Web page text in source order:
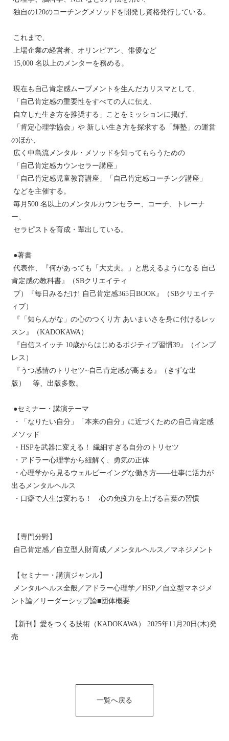
独自の120のコーチングメソッドを開発し資格発行している。
これまで、
上場企業の経営者、オリンピアン、俳優など
15,000 名以上のメンターを務める。
現在も自己肯定感ムーブメントを生んだカリスマとして、
「自己肯定感の重要性をすべての人に伝え、
自立した生き方を推奨する」ことをミッションに掲げ、
「肯定心理学協会」や 新しい生き方を探求する「輝塾」の運営
のほか、
広く中島流メンタル・メソッドを知ってもらうための
「自己肯定感カウンセラー講座」
「自己肯定感児童教育講座」「自己肯定感コーチング講座」
などを主催する。
毎月500 名以上のメンタルカウンセラー、コーチ、トレーナ
ー、
セラピストを育成・輩出している。
●著書
代表作、『何があっても「大丈夫。」と思えるようになる 自己
肯定感の教科書』（‎SBクリエイティ
ブ）『毎日みるだけ! 自己肯定感365日BOOK』（SBクリエイテ
ィブ）
『「知らんがな」の心のつくり方 あいまいさを身に付けるレッ
スン』（KADOKAWA）
『自信スイッチ 10歳からはじめるポジティブ習慣39』（インプ
レス）
『うつ感情のトリセツ~自己肯定感が高まる』（きずな出
版） 等、出版多数。
●セミナー・講演テーマ
・「なりたい自分」「本来の自分」に近づくための自己肯定感
メソッド
・HSPを武器に変える！ 繊細すぎる自分のトリセツ
・アドラー心理学から紐解く、勇気の正体
・心理学から見るウェルビーイングな働き⽅――仕事に活力が
出るメンタルヘルス
・口癖で人生は変わる！ 心の免疫力を上げる言葉の習慣
【専門分野】
自己肯定感／自立型人財育成／メンタルヘルス／マネジメント
【セミナー・講演ジャンル】
メンタルヘルス全般／アドラー心理学／HSP／自立型マネジメ
ント論／リーダーシップ論■団体概要
【新刊】愛をつくる技術（KADOKAWA） 2025年11月20日(木)発
売
一覧へ戻る